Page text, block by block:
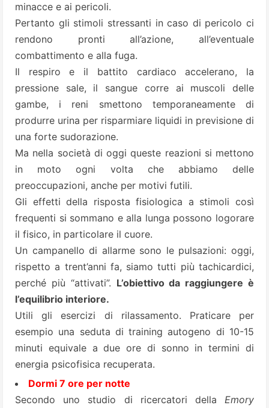
minacce e ai pericoli.
Pertanto gli stimoli stressanti in caso di pericolo ci
rendono pronti all’azione, all’eventuale
combattimento e alla fuga.
Il respiro e il battito cardiaco accelerano, la
pressione sale, il sangue corre ai muscoli delle
gambe, i reni smettono temporaneamente di
produrre urina per risparmiare liquidi in previsione di
una forte sudorazione.
Ma nella società di oggi queste reazioni si mettono
in moto ogni volta che abbiamo delle
preoccupazioni, anche per motivi futili.
Gli effetti della risposta fisiologica a stimoli così
frequenti si sommano e alla lunga possono logorare
il fisico, in particolare il cuore.
Un campanello di allarme sono le pulsazioni: oggi,
rispetto a trent’anni fa, siamo tutti più tachicardici,
perché più “attivati”. L’obiettivo da raggiungere è
l’equilibrio interiore.
Utili gli esercizi di rilassamento. Praticare per
esempio una seduta di training autogeno di 10-15
minuti equivale a due ore di sonno in termini di
energia psicofisica recuperata.
Dormi 7 ore per notte
Secondo uno studio di ricercatori della Emory